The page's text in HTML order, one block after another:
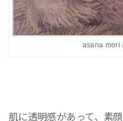
asana mori
肌に透明感があって、素